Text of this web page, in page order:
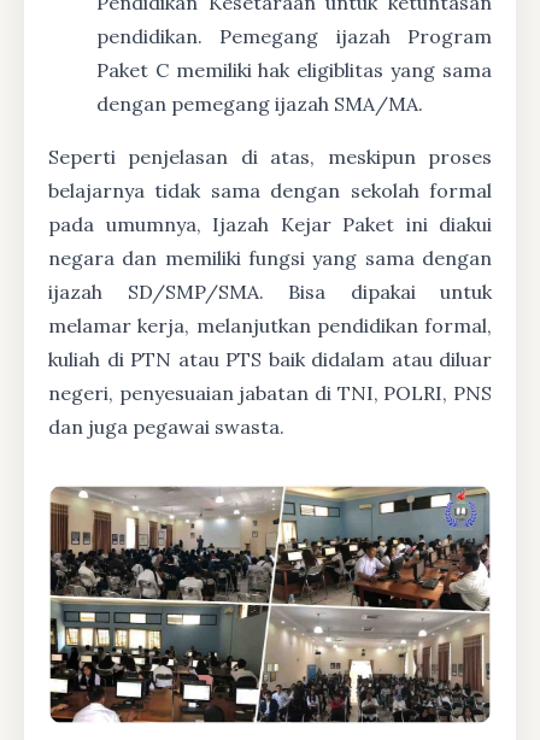
pendidikan. Pemegang ijazah Program
Paket C memiliki hak eligiblitas yang sama
dengan pemegang ijazah SMA/MA.
Seperti penjelasan di atas, meskipun proses
belajarnya tidak sama dengan sekolah formal
pada umumnya, Ijazah Kejar Paket ini diakui
negara dan memiliki fungsi yang sama dengan
ijazah SD/SMP/SMA. Bisa dipakai untuk
melamar kerja, melanjutkan pendidikan formal,
kuliah di PTN atau PTS baik didalam atau diluar
negeri, penyesuaian jabatan di TNI, POLRI, PNS
dan juga pegawai swasta.